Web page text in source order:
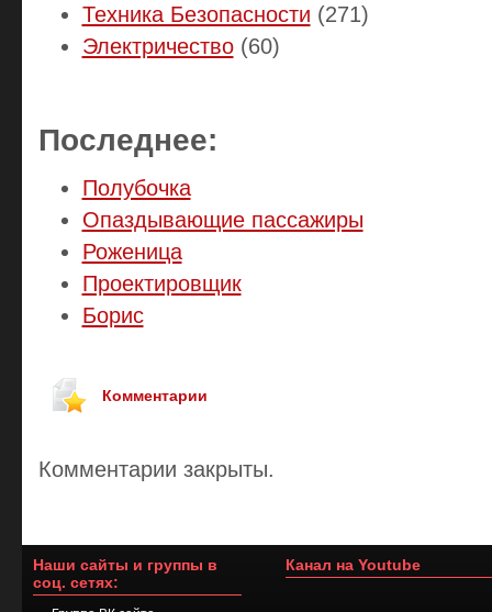
Техника Безопасности (271)
Электричество(60)
Последнее:
Полубочка
Опаздывающие пассажиры
Роженица
Проектировщик
Борис
Комментарии
Комментарии закрыты.
Наши сайты и группы в
соц. сетях:
Канал на Youtube